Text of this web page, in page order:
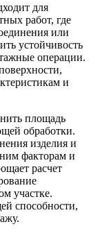
для
работ, где
или
устойчивость
операции.
и
площадь
обработки.
изделия и
факторам и
расчет
участке.
способности,